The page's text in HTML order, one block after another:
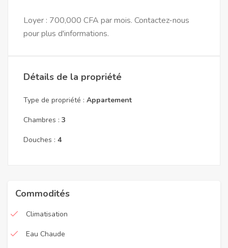
Loyer : 700,000 CFA par mois. Contactez-nous
pour plus d'informations.
Détails de la propriété
Type de propriété : Appartement
Chambres : 3
Douches : 4
Commodités
Climatisation
Eau Chaude